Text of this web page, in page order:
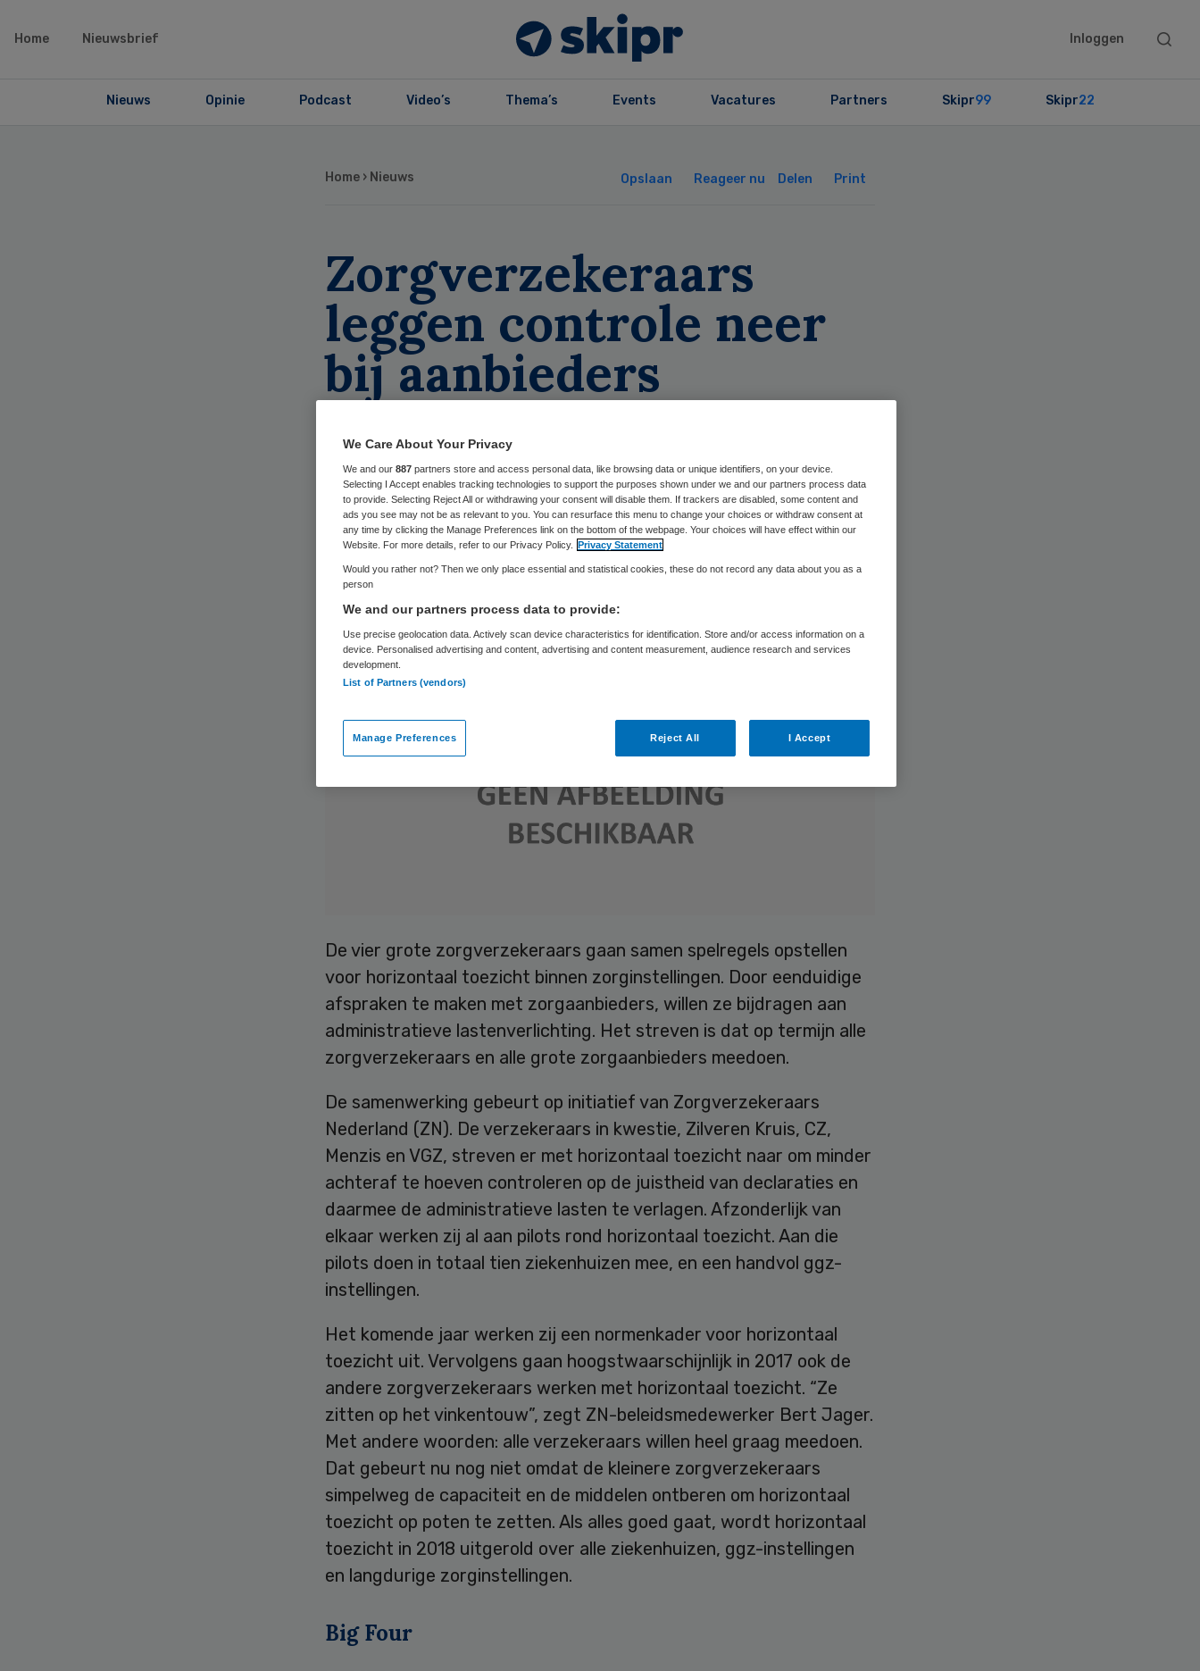
Home Nieuwsbrief Inloggen
Search
Nieuws Opinie Podcast Video’s Thema’s Events Vacatures Partners Skipr99 Skipr22
Home › Nieuws Opslaan Reageer nu Delen Print
Zorgverzekeraars
leggen controle neer
bij aanbieders
De vier grote zorgverzekeraars gaan samen spelregels opstellen
voor horizontaal toezicht binnen zorginstellingen. Door eenduidige
afspraken te maken met zorgaanbieders, willen ze bijdragen aan
administratieve lastenverlichting. Het streven is dat op termijn alle
zorgverzekeraars en alle grote zorgaanbieders meedoen.
De samenwerking gebeurt op initiatief van Zorgverzekeraars
Nederland (ZN). De verzekeraars in kwestie, Zilveren Kruis, CZ,
Menzis en VGZ, streven er met horizontaal toezicht naar om minder
achteraf te hoeven controleren op de juistheid van declaraties en
daarmee de administratieve lasten te verlagen. Afzonderlijk van
elkaar werken zij al aan pilots rond horizontaal toezicht. Aan die
pilots doen in totaal tien ziekenhuizen mee, en een handvol ggz-
instellingen.
Het komende jaar werken zij een normenkader voor horizontaal
toezicht uit. Vervolgens gaan hoogstwaarschijnlijk in 2017 ook de
andere zorgverzekeraars werken met horizontaal toezicht. “Ze
zitten op het vinkentouw”, zegt ZN-beleidsmedewerker Bert Jager.
Met andere woorden: alle verzekeraars willen heel graag meedoen.
Dat gebeurt nu nog niet omdat de kleinere zorgverzekeraars
simpelweg de capaciteit en de middelen ontberen om horizontaal
toezicht op poten te zetten. Als alles goed gaat, wordt horizontaal
toezicht in 2018 uitgerold over alle ziekenhuizen, ggz-instellingen
en langdurige zorginstellingen.
Big Four
We Care About Your Privacy
We and our 887 partners store and access personal data, like browsing data or unique identifiers, on your device.
Selecting I Accept enables tracking technologies to support the purposes shown under we and our partners process data
to provide. Selecting Reject All or withdrawing your consent will disable them. If trackers are disabled, some content and
ads you see may not be as relevant to you. You can resurface this menu to change your choices or withdraw consent at
any time by clicking the Manage Preferences link on the bottom of the webpage. Your choices will have effect within our
Website. For more details, refer to our Privacy Policy. Privacy Statement
Would you rather not? Then we only place essential and statistical cookies, these do not record any data about you as a
person
We and our partners process data to provide:
Use precise geolocation data. Actively scan device characteristics for identification. Store and/or access information on a
device. Personalised advertising and content, advertising and content measurement, audience research and services
development.
List of Partners (vendors)
Manage Preferences Reject All I Accept